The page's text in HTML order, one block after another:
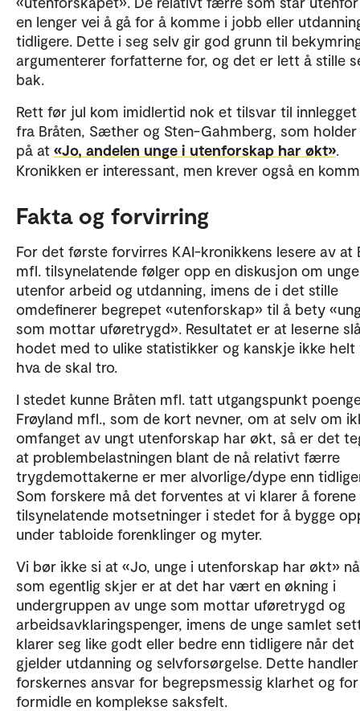
en lenger vei å gå for å komme i jobb eller
tidligere. Dette i seg selv gir god grunn til
argumenterer forfatterne for, og det er lett å stille
bak.
Rett før jul kom imidlertid nok et tilsvar til
fra Bråten, Sæther og Sten-Gahmberg, som
på at «Jo, andelen unge i utenforskap har økt».
Kronikken er interessant, men krever også en
Fakta og forvirring
For det første forvirres KAI-kronikkens lesere av at
mfl. tilsynelatende følger opp en diskusjon om unge
utenfor arbeid og utdanning, imens de i det stille
omdefinerer begrepet «utenforskap» til å bety
som mottar uføretrygd». Resultatet er at leserne
hodet med to ulike statistikker og kanskje ikke helt
hva de skal tro.
I stedet kunne Bråten mfl. tatt utgangspunkt
Frøyland mfl., som de kort nevner, om at selv om
omfanget av ungt utenforskap har økt, så er det
at problembelastningen blant de nå relativt færre
trygdemottakerne er mer alvorlige/dype enn
Som forskere må det forventes at vi klarer å forene
tilsynelatende motsetninger i stedet for å bygge
under tabloide forenklinger og myter.
Vi bør ikke si at «Jo, unge i utenforskap har økt»
som egentlig skjer er at det har vært en økning i
undergruppen av unge som mottar uføretrygd og
arbeidsavklaringspenger, imens de unge samlet
klarer seg like godt eller bedre enn tidligere når det
gjelder utdanning og selvforsørgelse. Dette
forskernes ansvar for begrepsmessig klarhet og
formidle en komplekse saksfelt.